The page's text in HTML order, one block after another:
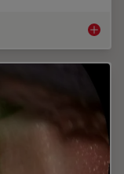
脊柱手